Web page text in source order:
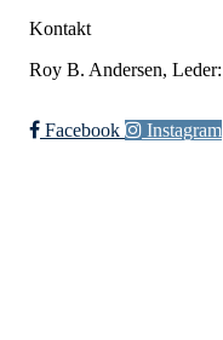
Kontakt
Roy B. Andersen, Leder:
Facebook Instagram